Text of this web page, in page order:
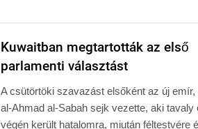
Kuwaitban megtartották az első
parlamenti választást
A csütörtöki szavazást elsőként az új emír,
al-Ahmad al-Sabah sejk vezette, aki tavaly
végén került hatalomra, miután féltestvére